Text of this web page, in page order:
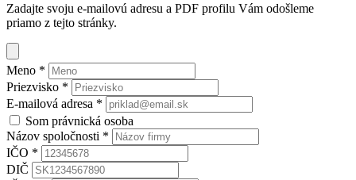
Zadajte svoju e-mailovú adresu a PDF profilu Vám odošleme
priamo z tejto stránky.
Meno *
Priezvisko *
E-mailová adresa *
Som právnická osoba
Názov spoločnosti *
IČO *
DIČ